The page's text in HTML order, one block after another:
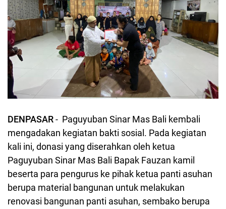
DENPASAR- Paguyuban Sinar Mas Bali kembali
mengadakan kegiatan bakti sosial. Pada kegiatan
kali ini, donasi yang diserahkan oleh ketua
Paguyuban Sinar Mas Bali Bapak Fauzan kamil
beserta para pengurus ke pihak ketua panti asuhan
berupa material bangunan untuk melakukan
renovasi bangunan panti asuhan, sembako berupa